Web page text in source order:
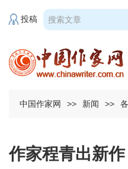
投稿
中国作家网 >> 新闻 >>
作家程青出新